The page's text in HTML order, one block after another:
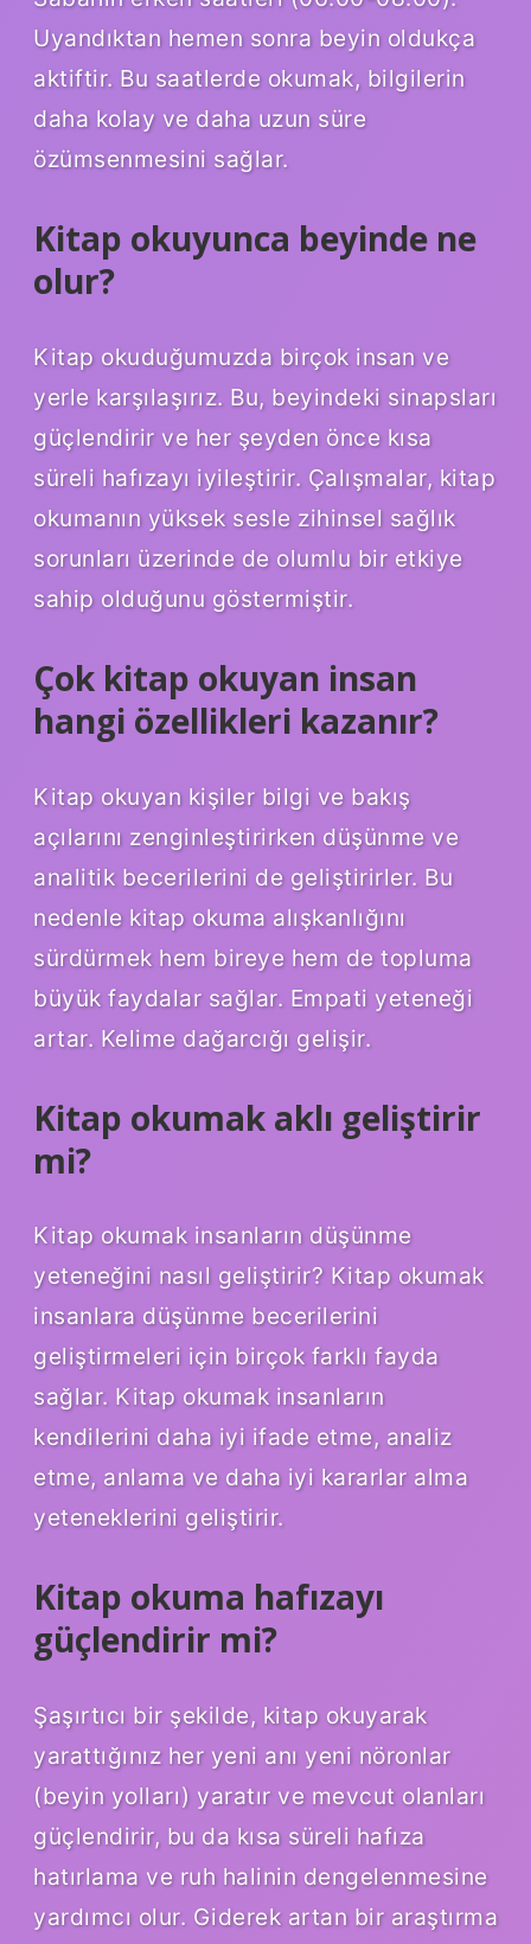
Uyandıktan hemen sonra beyin oldukça
aktiftir. Bu saatlerde okumak, bilgilerin
daha kolay ve daha uzun süre
özümsenmesini sağlar.
Kitap okuyunca beyinde ne
olur?
Kitap okuduğumuzda birçok insan ve
yerle karşılaşırız. Bu, beyindeki sinapsları
güçlendirir ve her şeyden önce kısa
süreli hafızayı iyileştirir. Çalışmalar, kitap
okumanın yüksek sesle zihinsel sağlık
sorunları üzerinde de olumlu bir etkiye
sahip olduğunu göstermiştir.
Çok kitap okuyan insan
hangi özellikleri kazanır?
Kitap okuyan kişiler bilgi ve bakış
açılarını zenginleştirirken düşünme ve
analitik becerilerini de geliştirirler. Bu
nedenle kitap okuma alışkanlığını
sürdürmek hem bireye hem de topluma
büyük faydalar sağlar. Empati yeteneği
artar. Kelime dağarcığı gelişir.
Kitap okumak aklı geliştirir
mi?
Kitap okumak insanların düşünme
yeteneğini nasıl geliştirir? Kitap okumak
insanlara düşünme becerilerini
geliştirmeleri için birçok farklı fayda
sağlar. Kitap okumak insanların
kendilerini daha iyi ifade etme, analiz
etme, anlama ve daha iyi kararlar alma
yeteneklerini geliştirir.
Kitap okuma hafızayı
güçlendirir mi?
Şaşırtıcı bir şekilde, kitap okuyarak
yarattığınız her yeni anı yeni nöronlar
(beyin yolları) yaratır ve mevcut olanları
güçlendirir, bu da kısa süreli hafıza
hatırlama ve ruh halinin dengelenmesine
yardımcı olur. Giderek artan bir araştırma